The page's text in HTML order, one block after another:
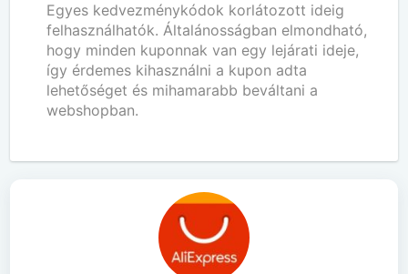
Egyes kedvezménykódok korlátozott ideig
felhasználhatók. Általánosságban elmondható,
hogy minden kuponnak van egy lejárati ideje,
így érdemes kihasználni a kupon adta
lehetőséget és mihamarabb beváltani a
webshopban.